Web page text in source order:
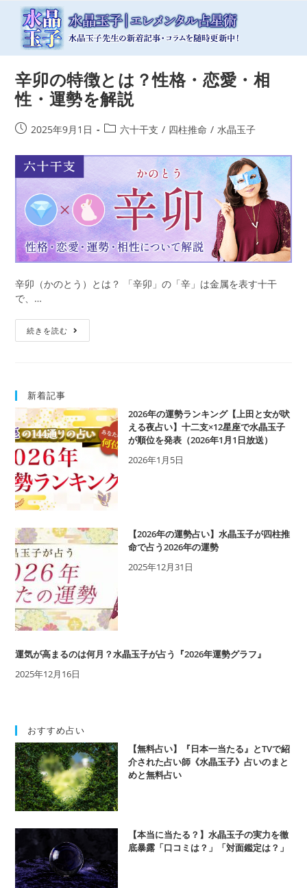
辛卯の特徴とは？性格・恋愛・相
性・運勢を解説
投
公
開
日:
2025年9月1日
投
カ
ゴ
リ
ー:
六十干支 / 四柱推命 / 水晶玉子
辛卯（かのとう）とは？ 「辛卯」の「辛」は金属を表す十干
で、…
続きを読む
卯
は？
性
格・
相
性・
勢
を
新着記事
2026年の運勢ランキング【上田と女が吠
える夜占い】十二支×12星座で水晶玉子
が順位を発表（2026年1月1日放送）
2026年1月5日
【2026年の運勢占い】水晶玉子が四柱推
命で占う2026年の運勢
2025年12月31日
運気が高まるのは何月？水晶玉子が占う『2026年運勢グラフ』
2025年12月16日
おすすめ占い
【無料占い】『日本一当たる』とTVで紹
介された占い師《水晶玉子》占いのまと
めと無料占い
【本当に当たる？】水晶玉子の実力を徹
底暴露「口コミは？」「対面鑑定は？」